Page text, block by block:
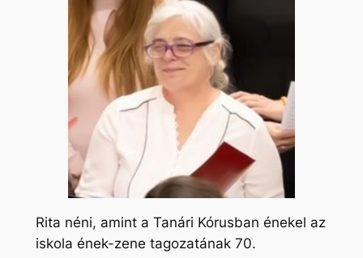
Rita néni, amint a Tanári Kórusban énekel az
iskola ének-zene tagozatának 70.